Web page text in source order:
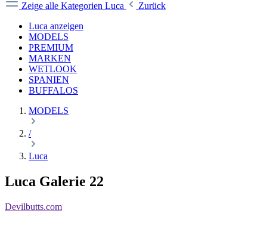
Zeige alle Kategorien Luca
Zurück
Luca anzeigen
MODELS
PREMIUM
MARKEN
WETLOOK
SPANIEN
BUFFALOS
MODELS
/
Luca
Luca Galerie 22
Devilbutts.com